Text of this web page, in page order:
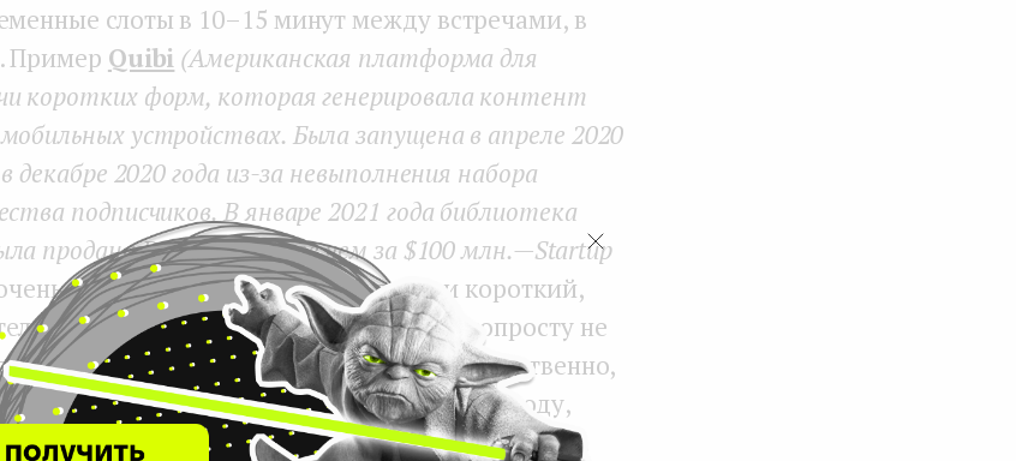
слоты в 10–15 минут между встречами, в
Пример Quibi (Американская платформа для
коротких форм, которая генерировала контент
устройствах. Была запущена в апреле 2020
декабре 2020 года из-за невыполнения набора
подписчиков. В январе 2021 года библиотека
продана Roku, Inc. менее чем за $100 млн. — Startup
качественный и дорогой, пусть и короткий,
не готовы потреблять на ходу. Они попросту не
потреблять его поверхностно. Соответственно,
нашим приложением пользовались на ходу,
не должен пользователей к чему-то обязывать.